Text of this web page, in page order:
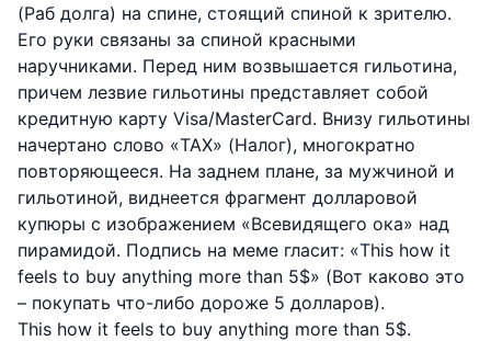
(Раб долга) на спине, стоящий спиной к зрителю.
Его руки связаны за спиной красными
наручниками. Перед ним возвышается гильотина,
причем лезвие гильотины представляет собой
кредитную карту Visa/MasterCard. Внизу гильотины
начертано слово «TAX» (Налог), многократно
повторяющееся. На заднем плане, за мужчиной и
гильотиной, виднеется фрагмент долларовой
купюры с изображением «Всевидящего ока» над
пирамидой. Подпись на меме гласит: «This how it
feels to buy anything more than 5$» (Вот каково это
– покупать что-либо дороже 5 долларов).
This how it feels to buy anything more than 5$.